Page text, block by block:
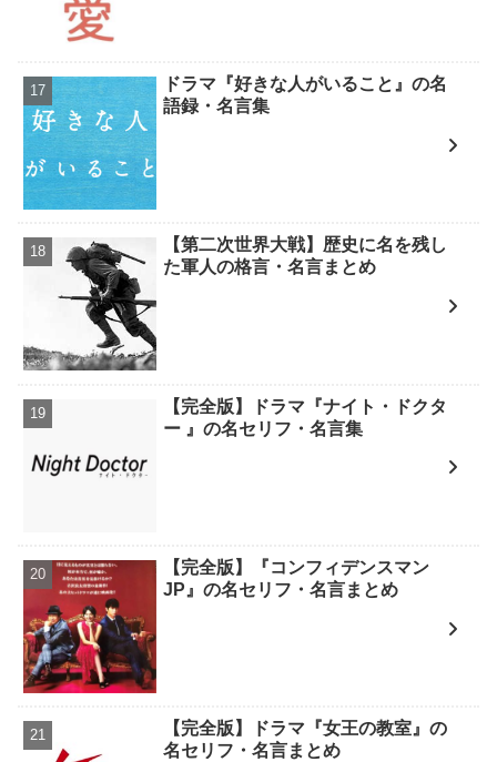
ドラマ『好きな人がいること』の名
語録・名言集
【第二次世界大戦】歴史に名を残し
た軍人の格言・名言まとめ
【完全版】ドラマ『ナイト・ドクタ
ー 』の名セリフ・名言集
【完全版】『コンフィデンスマン
JP』の名セリフ・名言まとめ
【完全版】ドラマ『女王の教室』の
名セリフ・名言まとめ